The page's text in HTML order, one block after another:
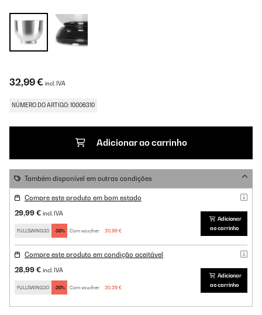
32,99 € incl. IVA
NÚMERO DO ARTIGO: 10006310
Adicionar ao carrinho
Também disponível em outras condições
Compre este produto em bom estado
29,99 € incl. IVA
FULLSWING30 -30% Com voucher: 20,99 €
Adicionar
ao carrinho
Compre este produto em condição aceitável
28,99 € incl. IVA
FULLSWING30 -30% Com voucher: 20,29 €
Adicionar
ao carrinho